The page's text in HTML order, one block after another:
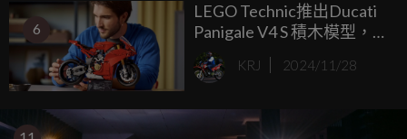
6
LEGO Technic推出Ducati
Panigale V4 S 積木模型，讓
你在家也能體驗賽道風
采！
KRJ 2024/11/28